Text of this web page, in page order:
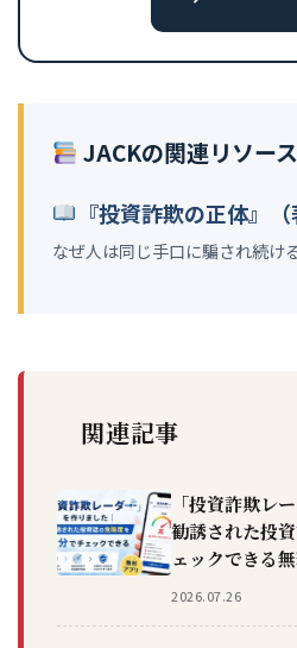
JACKの関連リソース
『投資詐欺の正体』（
なぜ人は同じ手口に騙され続け
関連記事
「投資詐欺レ
勧誘された投
ェックできる
2026.07.26